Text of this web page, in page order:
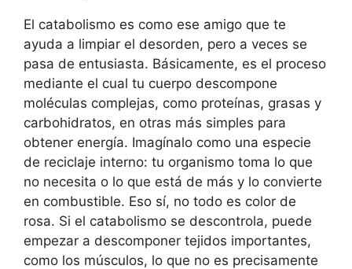
El catabolismo es como ese amigo que te
ayuda a limpiar el desorden, pero a veces se
pasa de entusiasta. Básicamente, es el proceso
mediante el cual tu cuerpo descompone
moléculas complejas, como proteínas, grasas y
carbohidratos, en otras más simples para
obtener energía. Imagínalo como una especie
de reciclaje interno: tu organismo toma lo que
no necesita o lo que está de más y lo convierte
en combustible. Eso sí, no todo es color de
rosa. Si el catabolismo se descontrola, puede
empezar a descomponer tejidos importantes,
como los músculos, lo que no es precisamente